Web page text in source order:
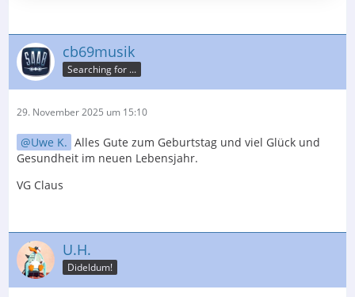
cb69musik
Searching for ...
29. November 2025 um 15:10
Uwe K. Alles Gute zum Geburtstag und viel Glück und
Gesundheit im neuen Lebensjahr.
VG Claus
U.H.
Dideldum!